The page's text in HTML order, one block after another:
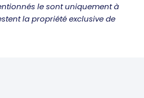
le sont uniquement à
la propriété exclusive de